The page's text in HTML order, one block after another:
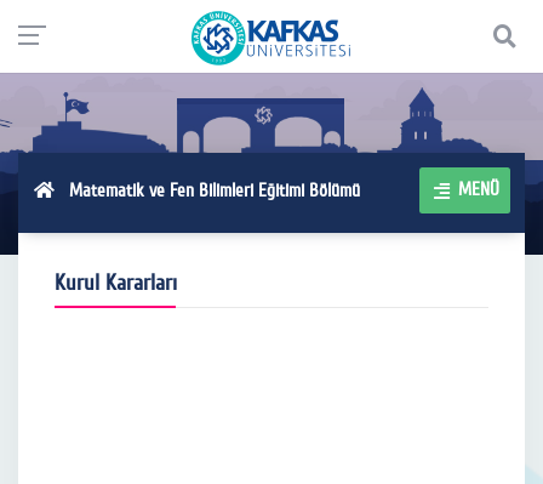
Matematik ve Fen Bilimleri Eğitimi Bölümü MENÜ
Kurul Kararları